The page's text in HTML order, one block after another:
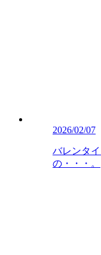
2026/02/07
バレンタ
の・・・。